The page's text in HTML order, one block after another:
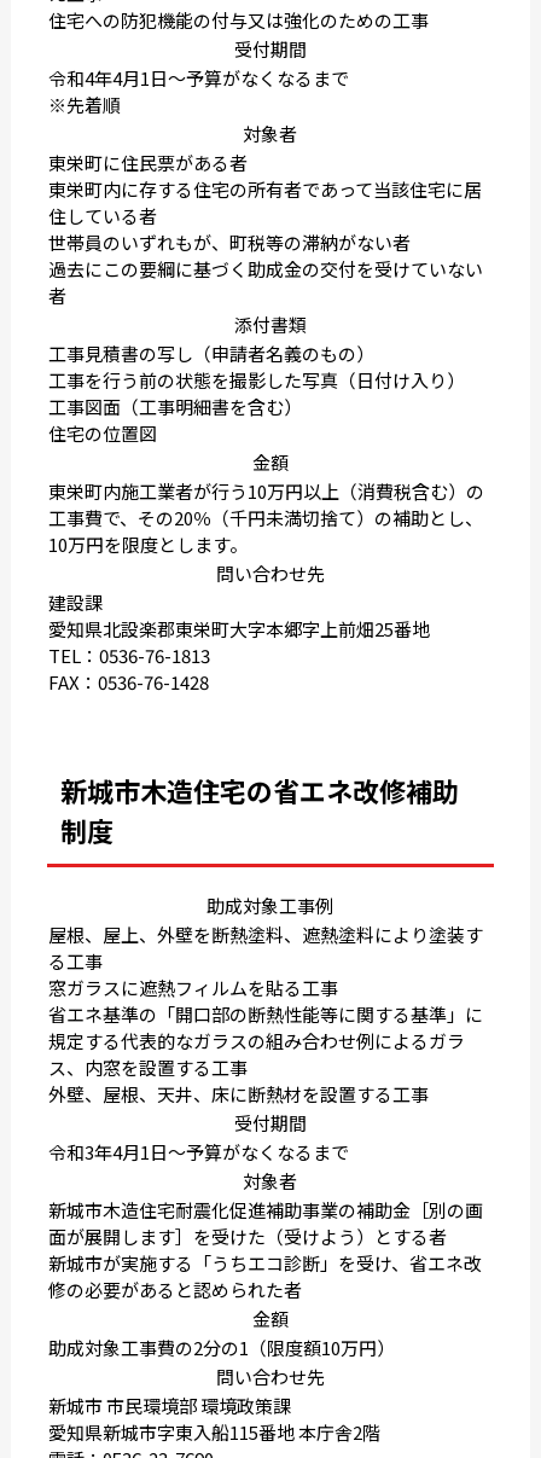
住宅への防犯機能の付与又は強化のための工事
受付期間
令和4年4月1日〜予算がなくなるまで
※先着順
対象者
東栄町に住民票がある者
東栄町内に存する住宅の所有者であって当該住宅に居
住している者
世帯員のいずれもが、町税等の滞納がない者
過去にこの要綱に基づく助成金の交付を受けていない
者
添付書類
工事見積書の写し（申請者名義のもの）
工事を行う前の状態を撮影した写真（日付け入り）
工事図面（工事明細書を含む）
住宅の位置図
金額
東栄町内施工業者が行う10万円以上（消費税含む）の
工事費で、その20％（千円未満切捨て）の補助とし、
10万円を限度とします。
問い合わせ先
建設課
愛知県北設楽郡東栄町大字本郷字上前畑25番地
TEL：0536-76-1813
FAX：0536-76-1428
新城市木造住宅の省エネ改修補助
制度
助成対象工事例
屋根、屋上、外壁を断熱塗料、遮熱塗料により塗装す
る工事
窓ガラスに遮熱フィルムを貼る工事
省エネ基準の「開口部の断熱性能等に関する基準」に
規定する代表的なガラスの組み合わせ例によるガラ
ス、内窓を設置する工事
外壁、屋根、天井、床に断熱材を設置する工事
受付期間
令和3年4月1日〜予算がなくなるまで
対象者
新城市木造住宅耐震化促進補助事業の補助金［別の画
面が展開します］を受けた（受けよう）とする者
新城市が実施する「うちエコ診断」を受け、省エネ改
修の必要があると認められた者
金額
助成対象工事費の2分の1（限度額10万円）
問い合わせ先
新城市 市民環境部 環境政策課
愛知県新城市字東入船115番地 本庁舎2階